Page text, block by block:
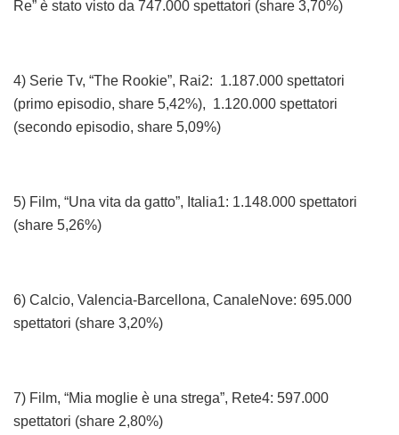
Re” è stato visto da 747.000 spettatori (share 3,70%)
4) Serie Tv, “The Rookie”, Rai2: 1.187.000 spettatori
(primo episodio, share 5,42%), 1.120.000 spettatori
(secondo episodio, share 5,09%)
5) Film, “Una vita da gatto”, Italia1: 1.148.000 spettatori
(share 5,26%)
6) Calcio, Valencia-Barcellona, CanaleNove: 695.000
spettatori (share 3,20%)
7) Film, “Mia moglie è una strega”, Rete4: 597.000
spettatori (share 2,80%)